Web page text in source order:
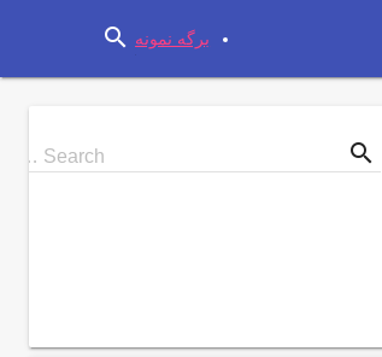
برگه نمونه search
Search
for
Search … search